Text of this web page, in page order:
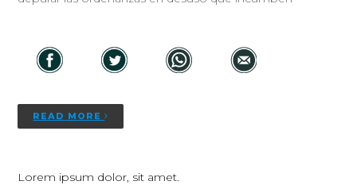
READ MORE
Lorem ipsum dolor, sit amet.